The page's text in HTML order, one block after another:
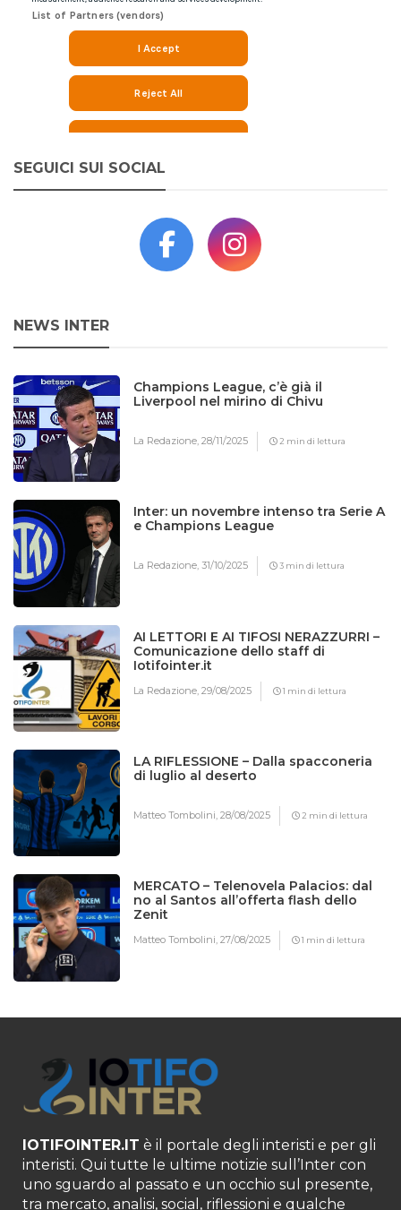
SEGUICI SUI SOCIAL
NEWS INTER
Champions League, c’è già il
Liverpool nel mirino di Chivu
La Redazione,28/11/2025 2 min di lettura
Inter: un novembre intenso tra Serie A
e Champions League
La Redazione,31/10/2025 3 min di lettura
AI LETTORI E AI TIFOSI NERAZZURRI –
Comunicazione dello staff di
Iotifointer.it
La Redazione,29/08/2025 1 min di lettura
LA RIFLESSIONE – Dalla spacconeria
di luglio al deserto
Matteo Tombolini,28/08/2025 2 min di lettura
MERCATO – Telenovela Palacios: dal
no al Santos all’offerta flash dello
Zenit
Matteo Tombolini,27/08/2025 1 min di lettura
IOTIFOINTER.IT è il portale degli interisti e per gli
interisti. Qui tutte le ultime notizie sull’Inter con
uno sguardo al passato e un occhio sul presente,
tra mercato, analisi, social, riflessioni e qualche